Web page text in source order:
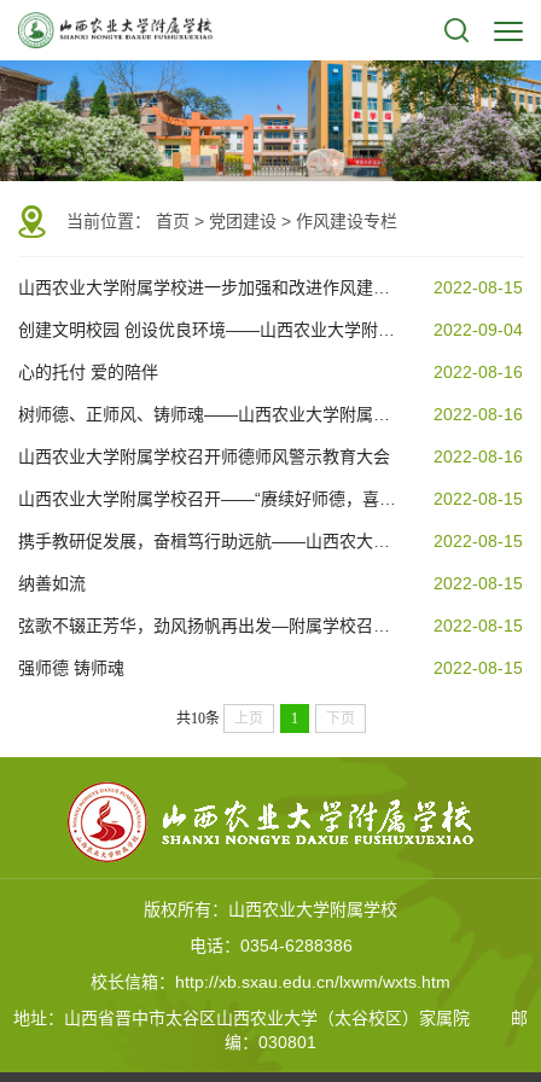
当前位置： 首页 > 党团建设 > 作风建设专栏
山西农业大学附属学校进一步加强和改进作风建设的实施方案 2022-08-15
创建文明校园 创设优良环境——山西农业大学附属学校开展志愿者清洁校园... 2022-09-04
心的托付 爱的陪伴 2022-08-16
树师德、正师风、铸师魂——山西农业大学附属学校师德师风建设提升行动... 2022-08-16
山西农业大学附属学校召开师德师风警示教育大会 2022-08-16
山西农业大学附属学校召开——“赓续好师德，喜迎二十大”全员育人研讨会 2022-08-15
携手教研促发展，奋楫笃行助远航——山西农大附属学校举行大教研活动 2022-08-15
纳善如流 2022-08-15
弦歌不辍正芳华，劲风扬帆再出发—附属学校召开2021-2022年春季学期教职... 2022-08-15
强师德 铸师魂 2022-08-15
共10条 上页 1 下页
版权所有：山西农业大学附属学校
电话：0354-6288386
校长信箱：http://xb.sxau.edu.cn/lxwm/wxts.htm
地址：山西省晋中市太谷区山西农业大学（太谷校区）家属院
邮
编：030801